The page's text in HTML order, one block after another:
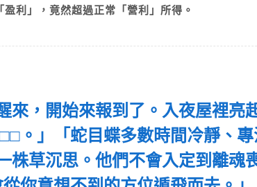
利」，竟然超過正常「營利」所得。
來，開始來報到了。入夜屋裡亮
。」「蛇目蝶多數時間冷靜、
草沉思。他們不會入定到離魂